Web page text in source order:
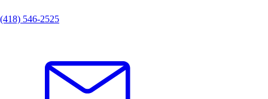
(418) 546-2525